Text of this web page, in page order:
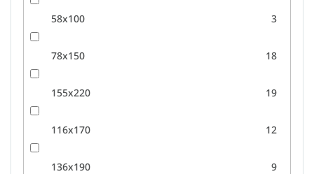
58x100 3
78x150 18
155x220 19
116x170 12
136x190 9